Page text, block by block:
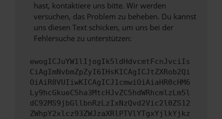
hast, kontaktiere uns bitte. Wir werden
versuchen, das Problem zu beheben. Du kannst
uns diesen Text schicken, um uns bei der
Fehlersuche zu unterstützen:
ewogICJuYW1lIjogIk5ldHdvcmtFcnJvciIs
CiAgImNvbmZpZyI6IHsKICAgICJtZXRob2Qi
OiAiR0VUIiwKICAgICJ1cmwiOiAiaHR0cHM6
Ly9hcGkueC5ha3MtcHJvZC5hdWRhcmlzLm5l
dC92MS9jbGllbnRzLzIxNzQvd2Vic2l0ZS12
ZWhpY2xlcz93ZWJzaXRlPTVlYTgxYjlkYjkz